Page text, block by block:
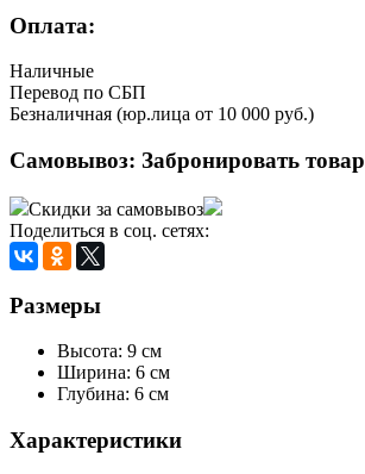
Оплата:
Наличные
Перевод по СБП
Безналичная (юр.лица от 10 000 руб.)
Самовывоз: Забронировать товар
Скидки за самовывоз
Поделиться в соц. сетях:
Размеры
Высота: 9 см
Ширина: 6 см
Глубина: 6 см
Характеристики